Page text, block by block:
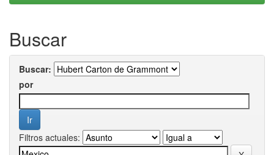
Buscar
Buscar:
por
Filtros actuales: